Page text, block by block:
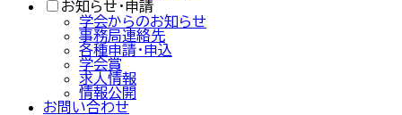
お知らせ・申請
学会からのお知らせ
事務局連絡先
各種申請・申込
学会賞
求人情報
情報公開
お問い合わせ